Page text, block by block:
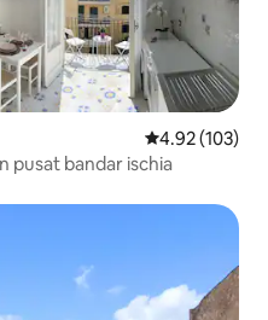
Penarafan
4.92 (103)
pusat bandar ischia